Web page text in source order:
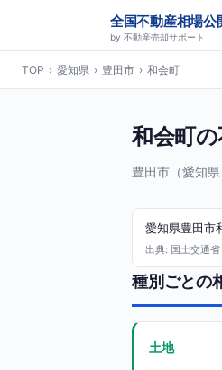
全国不動産相場公
by 不動産売却サポート
TOP › 愛知県 › 豊田市 › 和会町
和会町
豊田市（愛知県
愛知県豊田市
出典: 国土交通
種別ごとの
土地